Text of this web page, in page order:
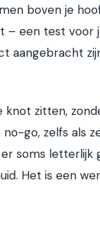
boven je
een test voor
zitten,
go, zelfs als
soms letterlijk
Het is een